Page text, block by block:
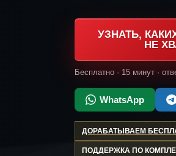
УЗНАТЬ,
НЕ
Бесплатно · 15 минут ·
WhatsApp
ДОРАБАТЫВАЕМ
ПОДДЕРЖКА ПО